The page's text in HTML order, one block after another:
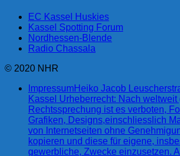
EC Kassel Huskies
Kassel Spotting Forum
Nordhessen-Blende
Radio Chassala
© 2020 NHR
ImpressumHeiko Jacob
Kassel Urheberrecht: Nach weltweit
Rechtssprechung ist es verboten,
Grafiken, Designs,einschliesslich
von Internetseiten ohne
kopieren und diese für eigene,
gewerbliche, Zwecke einzusetzen.